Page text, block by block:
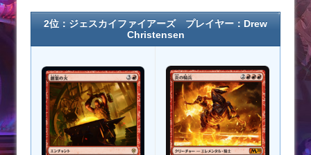
2位：ジェスカイファイアーズ プレイヤー：Drew
Christensen